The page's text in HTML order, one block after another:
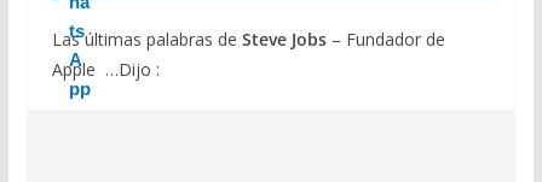
Las últimas palabras de Steve Jobs– Fundador de
Apple …Dijo :